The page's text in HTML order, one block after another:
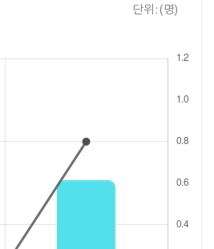
단위 : (명)